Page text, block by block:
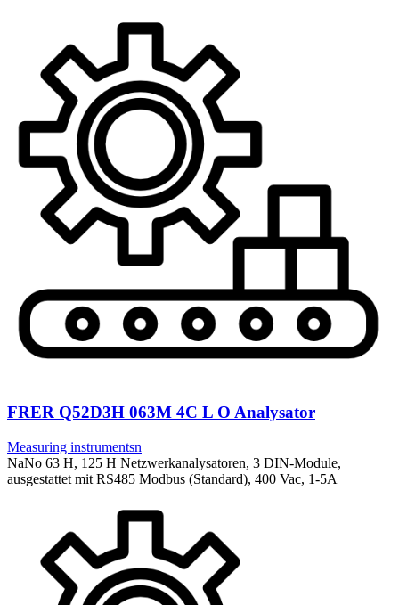
FRER Q52D3H 063M 4C L O Analysator
Measuring instrumentsn
NaNo 63 H, 125 H Netzwerkanalysatoren, 3 DIN-Module,
ausgestattet mit RS485 Modbus (Standard), 400 Vac, 1-5A